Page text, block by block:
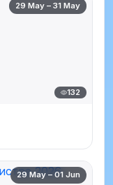
29 May – 31 May
132
29 May – 01 Jun